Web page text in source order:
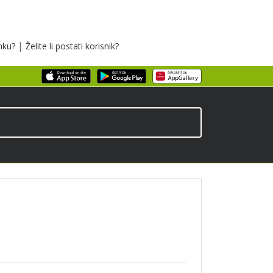
| Želite li postati korisnik?